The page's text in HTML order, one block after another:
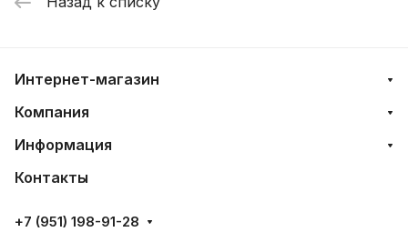
Интернет-магазин
Компания
Информация
Контакты
+7 (951) 198-91-28